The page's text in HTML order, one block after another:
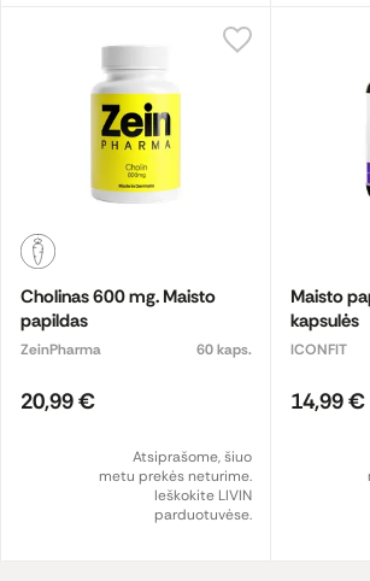
Cholinas 600 mg. Maisto
papildas
ZeinPharma 60 kaps.
20,99 €
Atsiprašome, šiuo
metu prekės neturime.
Ieškokite LIVIN
parduotuvėse.
Maisto
kapsulės
ICONFIT
14,99 €